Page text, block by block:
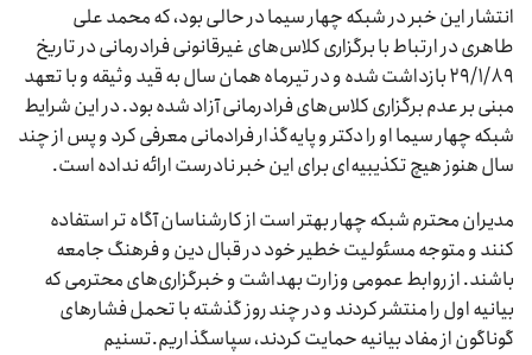
انتشار این خبر در شبکه چهار سیما در حالی بود، که محمد علی
طاهری در ارتباط با برگزاری کلاس‌های غیرقانونی فرادرمانی در تاریخ
۲۹/۱/۸۹ بازداشت شده و در تیرماه همان سال به قید وثیقه و با تعهد
مبنی بر عدم برگزاری کلاس‌های فرادرمانی آزاد شده بود. در این شرایط
شبکه چهار سیما او را دکتر و پایه‌گذار فرادمانی معرفی کرد و پس از چند
سال هنوز هیچ تکذیبیه‌ای برای این خبر نادرست ارائه نداده است.
مدیران محترم شبکه چهار بهتر است از کارشناسان آگاه تر استفاده
کنند و متوجه مسئولیت خطیر خود در قبال دین و فرهنگ جامعه
باشند. از روابط عمومی وزارت بهداشت و خبرگزاری‌های محترمی که
بیانیه اول را منتشر کردند و در چند روز گذشته با تحمل فشارهای
گوناگون از مفاد بیانیه حمایت کردند، سپاسگذاریم.تسنیم